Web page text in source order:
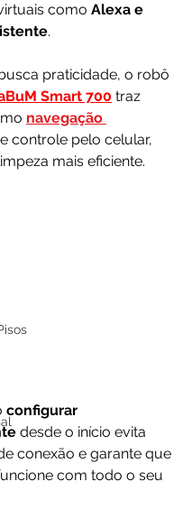
como Alexa e
.
praticidade, o robô
Smart 700 traz
navegação
e controle pelo celular,
mais eficiente.
configurar
desde o início evita
conexão e garante que
com todo o seu